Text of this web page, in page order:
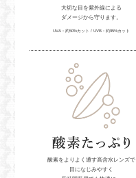
大切な目を紫外線による
ダメージから守ります。
UVA：約50%カット / UVB：約95%カット
酸素をよりよく通す高含水レンズで
目になじみやすく